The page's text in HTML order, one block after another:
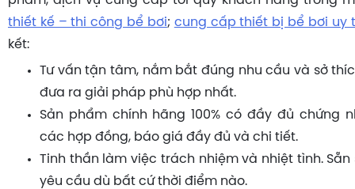
thiết kế – thi công bể bơi; cung cấp thiết bị bể bơi uy
kết:
Tư vấn tận tâm, nắm bắt đúng nhu cầu và sở
đưa ra giải pháp phù hợp nhất.
Sản phẩm chính hãng 100% có đầy đủ chứng
các hợp đồng, báo giá đầy đủ và chi tiết.
Tinh thần làm việc trách nhiệm và nhiệt tình. Sẵn
yêu cầu dù bất cứ thời điểm nào.